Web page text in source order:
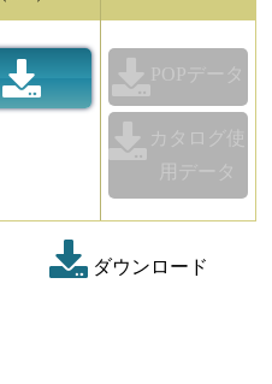
POPデータ
カタログ使
用データ
ダウンロード